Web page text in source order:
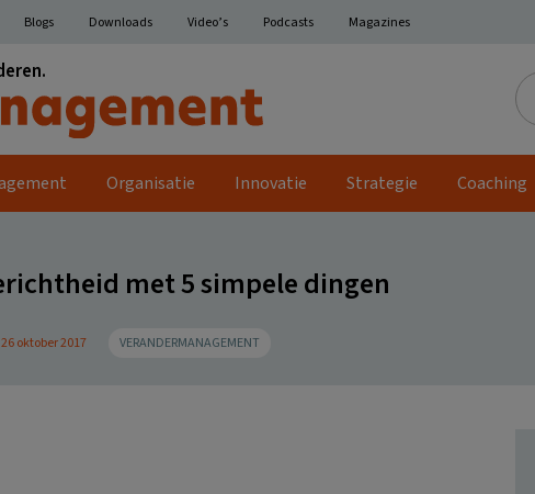
Blogs Downloads Video’s Podcasts Magazines
de
Organisatie Innovatie Strategie Coaching
met 5 simpele dingen
26 oktober 2017 VERANDERMANAGEMENT